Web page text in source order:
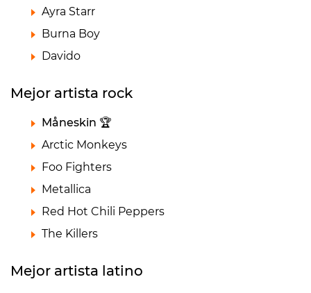
Ayra Starr
Burna Boy
Davido
Mejor artista rock
Måneskin 🏆
Arctic Monkeys
Foo Fighters
Metallica
Red Hot Chili Peppers
The Killers
Mejor artista latino